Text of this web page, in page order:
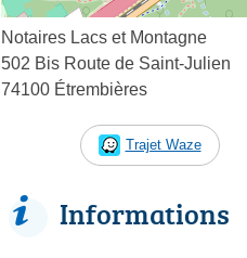
Notaires Lacs et Montagne
502 Bis Route de Saint-Julien
74100 Étrembières
Trajet Waze
Informations